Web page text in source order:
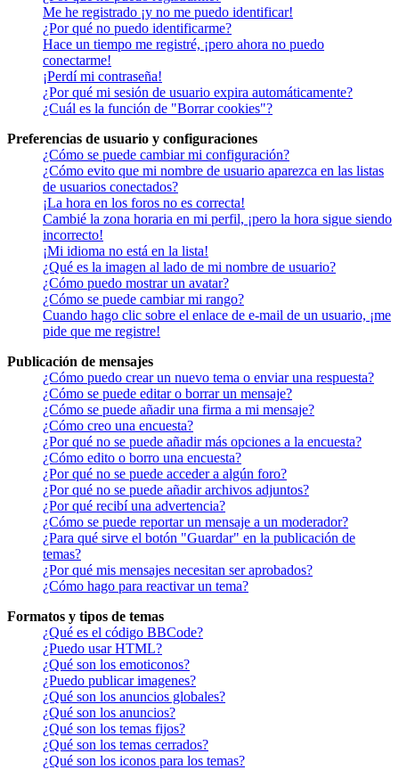
Me he registrado ¡y no me puedo identificar!
¿Por qué no puedo identificarme?
Hace un tiempo me registré, ¡pero ahora no puedo
conectarme!
¡Perdí mi contraseña!
¿Por qué mi sesión de usuario expira automáticamente?
¿Cuál es la función de "Borrar cookies"?
Preferencias de usuario y configuraciones
¿Cómo se puede cambiar mi configuración?
¿Cómo evito que mi nombre de usuario aparezca en las listas
de usuarios conectados?
¡La hora en los foros no es correcta!
Cambié la zona horaria en mi perfil, ¡pero la hora sigue siendo
incorrecto!
¡Mi idioma no está en la lista!
¿Qué es la imagen al lado de mi nombre de usuario?
¿Cómo puedo mostrar un avatar?
¿Cómo se puede cambiar mi rango?
Cuando hago clic sobre el enlace de e-mail de un usuario, ¡me
pide que me registre!
Publicación de mensajes
¿Cómo puedo crear un nuevo tema o enviar una respuesta?
¿Cómo se puede editar o borrar un mensaje?
¿Cómo se puede añadir una firma a mi mensaje?
¿Cómo creo una encuesta?
¿Por qué no se puede añadir más opciones a la encuesta?
¿Cómo edito o borro una encuesta?
¿Por qué no se puede acceder a algún foro?
¿Por qué no se puede añadir archivos adjuntos?
¿Por qué recibí una advertencia?
¿Cómo se puede reportar un mensaje a un moderador?
¿Para qué sirve el botón "Guardar" en la publicación de
temas?
¿Por qué mis mensajes necesitan ser aprobados?
¿Cómo hago para reactivar un tema?
Formatos y tipos de temas
¿Qué es el código BBCode?
¿Puedo usar HTML?
¿Qué son los emoticonos?
¿Puedo publicar imagenes?
¿Qué son los anuncios globales?
¿Qué son los anuncios?
¿Qué son los temas fijos?
¿Qué son los temas cerrados?
¿Qué son los iconos para los temas?